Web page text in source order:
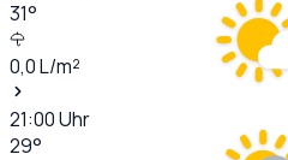
31°
0,0L/m²
21:00Uhr
29°